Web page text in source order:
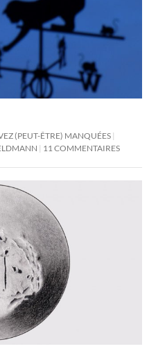
(PEUT-ÊTRE) MANQUÉES
11 COMMENTAIRES